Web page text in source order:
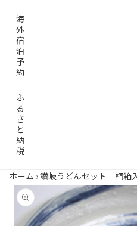
海
外
宿
泊
予
約
ふ
る
さ
と
納
税
ホーム ›讃岐うどんセット 桐箱
商品情
報にス
キップ